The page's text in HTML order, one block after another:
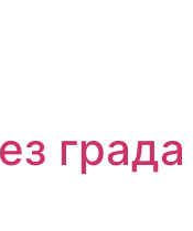
града